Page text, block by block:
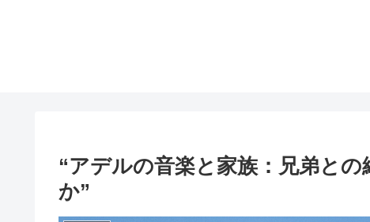
“アデルの音楽と家族：兄弟と
か”